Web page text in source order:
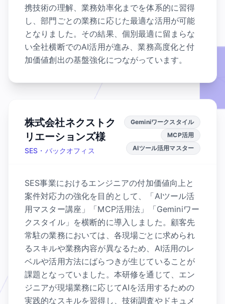
携技術の理解、業務効率化までを体系的に習得
し、部門ごとの業務に応じた最適な活用が可能
となりました。その結果、個別最適に留まらな
い全社横断でのAI活用が進み、業務高度化と付
加価値創出の基盤強化につながっています。
株式会社ネクストク
リエーションズ様
SES・バックオフィス
Geminiワークスタイル
MCP活用
AIツール活用マスター
SES事業におけるエンジニアの付加価値向上と
案件対応力の強化を目的として、「AIツール活
用マスター講座」「MCP活用法」「Geminiワー
クスタイル」を横断的に導入しました。顧客先
常駐の業務においては、各現場ごとに求められ
るスキルや業務内容が異なるため、AI活用のレ
ベルや活用方法にばらつきが生じていることが
課題となっていました。本研修を通じて、エン
ジニアが現場業務に応じてAIを活用するための
実践的なスキルを習得し、技術調査やドキュメ